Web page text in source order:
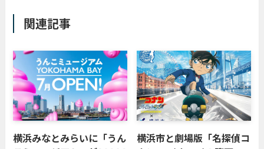
関連記事
横浜みなとみらいに「うん
横浜市と劇場版「名探偵コ